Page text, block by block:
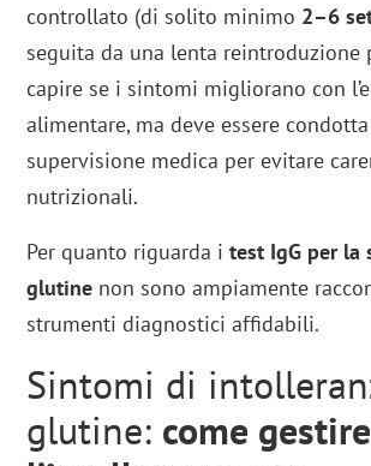
controllato (di solito minimo 2–6
seguita da una lenta reintroduzione
capire se i sintomi migliorano con
alimentare, ma deve essere
supervisione medica per evitare
nutrizionali.
Per quanto riguarda itest IgG per la
glutine non sono ampiamente
strumenti diagnostici affidabili.
Sintomi di
glutine: come gestire